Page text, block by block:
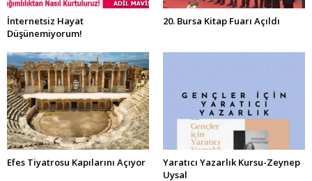
İnternetsiz Hayat
Düşünemiyorum!
20. Bursa Kitap Fuarı Açıldı
Efes Tiyatrosu Kapılarını Açıyor
Yaratıcı Yazarlık Kursu-Zeynep
Uysal